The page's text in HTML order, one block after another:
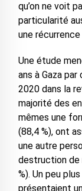
qu’on ne voit
particularité
une
Une étude
ans à Gaza
2020 dans la
majorité des
mêmes une
(88,4 %), ont
une autre
destruction de
%). Un peu
présentaient